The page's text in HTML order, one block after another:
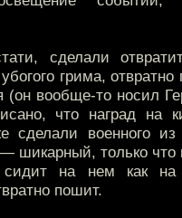
сделали
грима,
(он вообще-то носил
что наград на
сделали военного
— шикарный, только
на нем как
пошит.